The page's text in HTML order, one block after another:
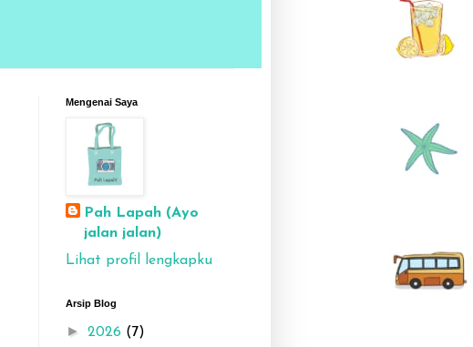
Mengenai Saya
Pah Lapah (Ayo
jalan jalan)
Lihat profil lengkapku
Arsip Blog
► 2026 (7)